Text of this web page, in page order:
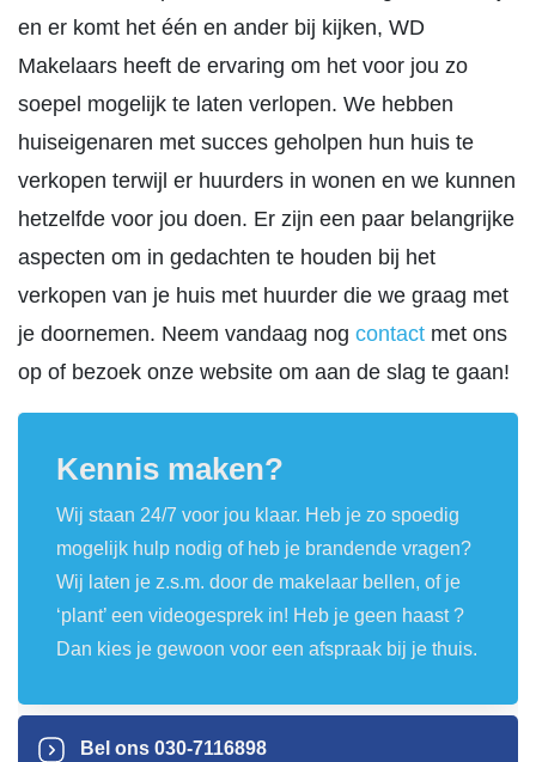
en er komt het één en ander bij kijken, WD
Makelaars heeft de ervaring om het voor jou zo
soepel mogelijk te laten verlopen. We hebben
huiseigenaren met succes geholpen hun huis te
verkopen terwijl er huurders in wonen en we kunnen
hetzelfde voor jou doen. Er zijn een paar belangrijke
aspecten om in gedachten te houden bij het
verkopen van je huis met huurder die we graag met
je doornemen. Neem vandaag nog contact met ons
op of bezoek onze website om aan de slag te gaan!
Kennis maken?
Wij staan 24/7 voor jou klaar. Heb je zo spoedig
mogelijk hulp nodig of heb je brandende vragen?
Wij laten je z.s.m. door de makelaar bellen, of je
‘plant’ een videogesprek in! Heb je geen haast ?
Dan kies je gewoon voor een afspraak bij je thuis.
Bel ons 030-7116898